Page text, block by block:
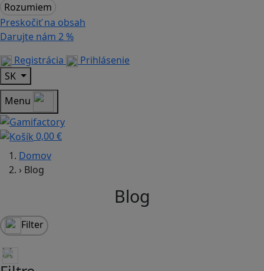
Rozumiem
Preskočiť na obsah
Darujte nám 2 %
Registrácia
Prihlásenie
SK
Menu
0,00 €
Domov
› Blog
Blog
Filter